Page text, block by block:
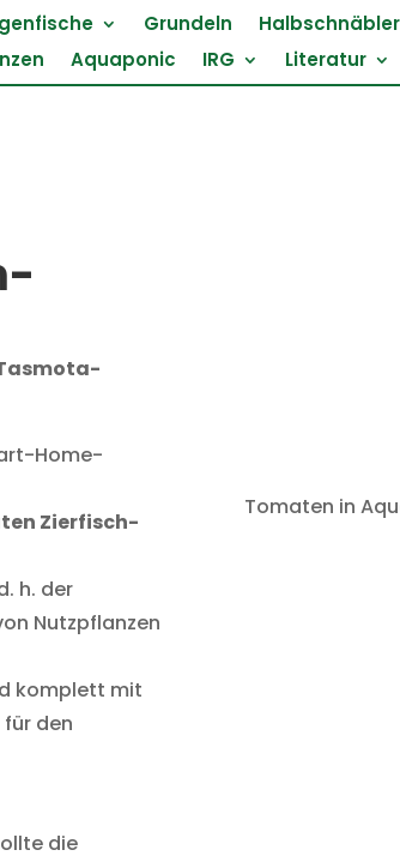
Grundeln Halbschnäbler
Aquaponic IRG Literatur
Home-
Zierfisch-
h. der
Nutzpflanzen
komplett mit
den
die
Tomaten in